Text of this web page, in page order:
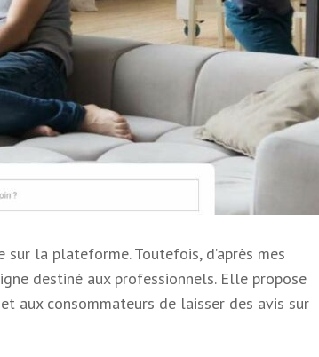
la plateforme. Toutefois, d’après mes
destiné aux professionnels. Elle propose
aux consommateurs de laisser des avis sur